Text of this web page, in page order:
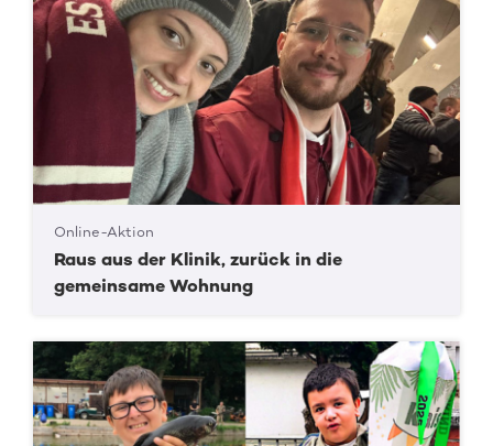
Online-Aktion
Raus aus der Klinik, zurück in die
gemeinsame Wohnung